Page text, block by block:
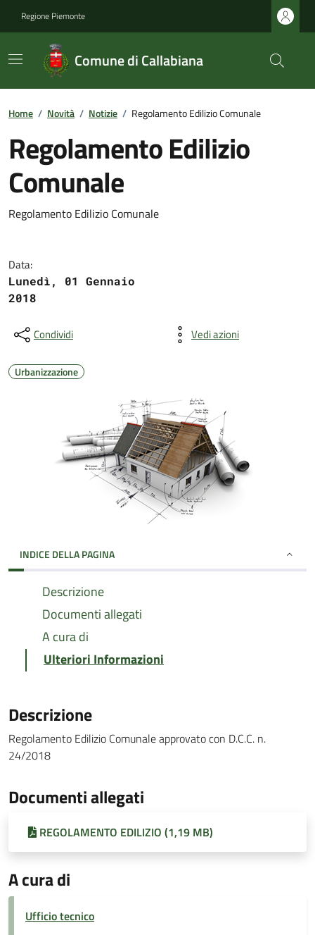
Regione Piemonte
Comune di Callabiana
Home / Novità / Notizie / Regolamento Edilizio Comunale
Regolamento Edilizio
Comunale
Regolamento Edilizio Comunale
Data:
Lunedì, 01 Gennaio
2018
Condividi Vedi azioni
Urbanizzazione
INDICE DELLA PAGINA
Descrizione
Documenti allegati
A cura di
Ulteriori Informazioni
Descrizione
Regolamento Edilizio Comunale approvato con D.C.C. n.
24/2018
Documenti allegati
REGOLAMENTO EDILIZIO (1,19 MB)
A cura di
Ufficio tecnico